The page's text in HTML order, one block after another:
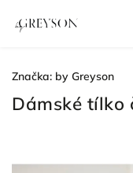
Dámské tílko
Značka: by Greyson